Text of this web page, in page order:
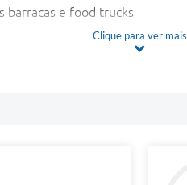
barracas e food trucks
Clique para ver mais